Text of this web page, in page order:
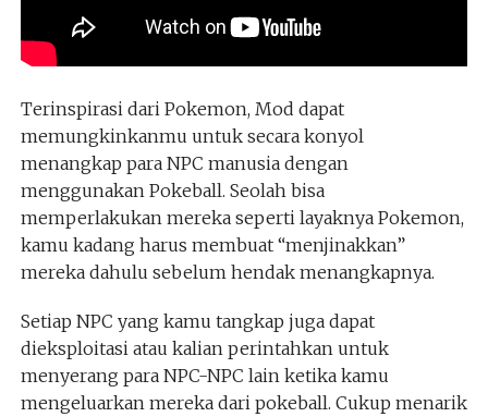
Terinspirasi dari Pokemon, Mod dapat
memungkinkanmu untuk secara konyol
menangkap para NPC manusia dengan
menggunakan Pokeball. Seolah bisa
memperlakukan mereka seperti layaknya Pokemon,
kamu kadang harus membuat “menjinakkan”
mereka dahulu sebelum hendak menangkapnya.
Setiap NPC yang kamu tangkap juga dapat
dieksploitasi atau kalian perintahkan untuk
menyerang para NPC-NPC lain ketika kamu
mengeluarkan mereka dari pokeball. Cukup menarik